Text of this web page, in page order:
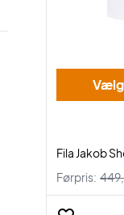
Fila Jakob
Førpris: